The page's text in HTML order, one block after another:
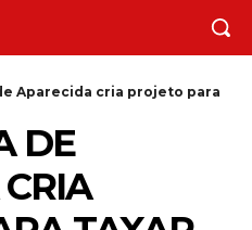
Aparecida cria projeto para
DE